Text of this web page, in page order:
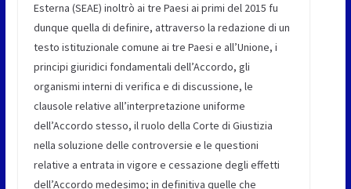
Esterna (SEAE) inoltrò ai tre Paesi ai primi del 2015 fu
dunque quella di definire, attraverso la redazione di un
testo istituzionale comune ai tre Paesi e all’Unione, i
principi giuridici fondamentali dell’Accordo, gli
organismi interni di verifica e di discussione, le
clausole relative all’interpretazione uniforme
dell’Accordo stesso, il ruolo della Corte di Giustizia
nella soluzione delle controversie e le questioni
relative a entrata in vigore e cessazione degli effetti
dell’Accordo medesimo; in definitiva quelle che